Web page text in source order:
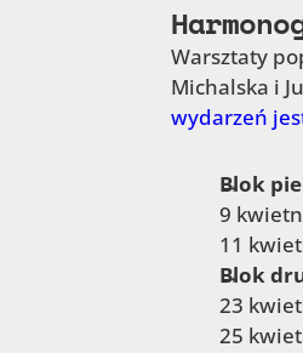
Warsztaty
Michalska i
wydarzeń
Blok
9
11
Blok
23
25